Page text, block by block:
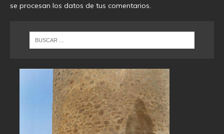
se procesan los datos de tus comentarios.